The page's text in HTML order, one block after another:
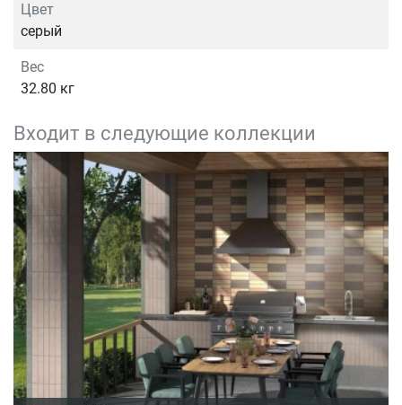
Цвет
серый
Вес
32.80 кг
Входит в следующие коллекции